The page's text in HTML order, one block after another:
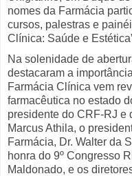
nomes da Farmácia
cursos, palestras e
Clínica: Saúde e
Na solenidade de
destacaram a
Farmácia Clínica vem
farmacêutica no estado
presidente do CRF-RJ e
Marcus Athila, o
Farmácia, Dr. Walter da
honra do 9º Congresso
Maldonado, e os